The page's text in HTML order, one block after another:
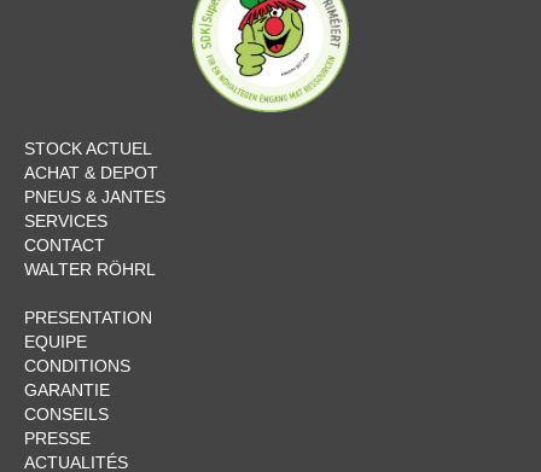
STOCK ACTUEL
ACHAT & DEPOT
PNEUS & JANTES
SERVICES
CONTACT
WALTER RÖHRL
PRESENTATION
EQUIPE
CONDITIONS
GARANTIE
CONSEILS
PRESSE
ACTUALITÉS